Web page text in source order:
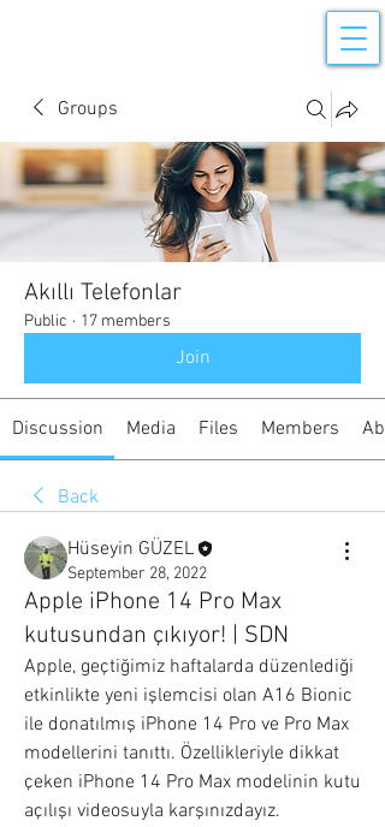
Groups
Akıllı Telefonlar
Public · 17 members
Join
Discussion Media Files Members
Back
Hüseyin GÜZEL
September 28, 2022
Apple iPhone 14 Pro Max
kutusundan çıkıyor! | SDN
Apple, geçtiğimiz haftalarda düzenlediği
etkinlikte yeni işlemcisi olan A16 Bionic
ile donatılmış iPhone 14 Pro ve Pro Max
modellerini tanıttı. Özellikleriyle dikkat
çeken iPhone 14 Pro Max modelinin kutu
açılışı videosuyla karşınızdayız.